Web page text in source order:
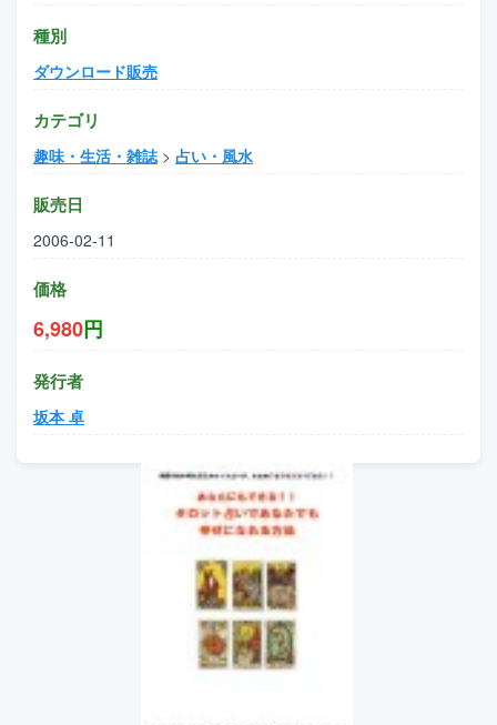
種別
ダウンロード販売
カテゴリ
趣味・生活・雑誌 > 占い・風水
販売日
2006-02-11
価格
6,980円
発行者
坂本 卓